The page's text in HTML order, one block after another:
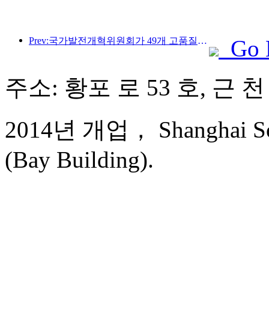
Prev:국가발전개혁위원회가 49개 고품질 야외 스포츠 명소를 첫 번째로 공개했습니다.
Go
주소: 황포 로 53 호, 근
2014년 개업， Shanghai
(Bay Building).